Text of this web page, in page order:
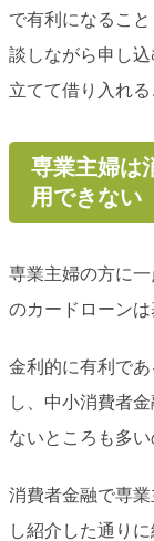
で有利になるこ
談しながら申し
立てて借り入れる
専業主婦は
用できない
専業主婦の方に
のカードローンは
金利的に有利で
し、中小消費者
ないところも多い
消費者金融で専
し紹介した通り